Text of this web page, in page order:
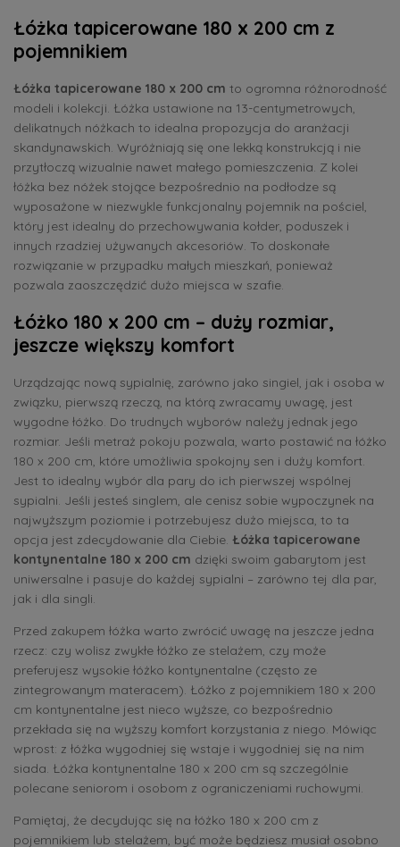
Łóżka tapicerowane 180 x 200 cm z
pojemnikiem
Łóżka tapicerowane 180 x 200 cm to ogromna różnorodność
modeli i kolekcji. Łóżka ustawione na 13-centymetrowych,
delikatnych nóżkach to idealna propozycja do aranżacji
skandynawskich. Wyróżniają się one lekką konstrukcją i nie
przytłoczą wizualnie nawet małego pomieszczenia. Z kolei
łóżka bez nóżek stojące bezpośrednio na podłodze są
wyposażone w niezwykle funkcjonalny pojemnik na pościel,
który jest idealny do przechowywania kołder, poduszek i
innych rzadziej używanych akcesoriów. To doskonałe
rozwiązanie w przypadku małych mieszkań, ponieważ
pozwala zaoszczędzić dużo miejsca w szafie.
Łóżko 180 x 200 cm – duży rozmiar,
jeszcze większy komfort
Urządzając nową sypialnię, zarówno jako singiel, jak i osoba w
związku, pierwszą rzeczą, na którą zwracamy uwagę, jest
wygodne łóżko. Do trudnych wyborów należy jednak jego
rozmiar. Jeśli metraż pokoju pozwala, warto postawić na łóżko
180 x 200 cm, które umożliwia spokojny sen i duży komfort.
Jest to idealny wybór dla pary do ich pierwszej wspólnej
sypialni. Jeśli jesteś singlem, ale cenisz sobie wypoczynek na
najwyższym poziomie i potrzebujesz dużo miejsca, to ta
opcja jest zdecydowanie dla Ciebie. Łóżka tapicerowane
kontynentalne 180 x 200 cm dzięki swoim gabarytom jest
uniwersalne i pasuje do każdej sypialni – zarówno tej dla par,
jak i dla singli.
Przed zakupem łóżka warto zwrócić uwagę na jeszcze jedna
rzecz: czy wolisz zwykłe łóżko ze stelażem, czy może
preferujesz wysokie łóżko kontynentalne (często ze
zintegrowanym materacem). Łóżko z pojemnikiem 180 x 200
cm kontynentalne jest nieco wyższe, co bezpośrednio
przekłada się na wyższy komfort korzystania z niego. Mówiąc
wprost: z łóżka wygodniej się wstaje i wygodniej się na nim
siada. Łóżka kontynentalne 180 x 200 cm są szczególnie
polecane seniorom i osobom z ograniczeniami ruchowymi.
Pamiętaj, że decydując się na łóżko 180 x 200 cm z
pojemnikiem lub stelażem, być może będziesz musiał osobno